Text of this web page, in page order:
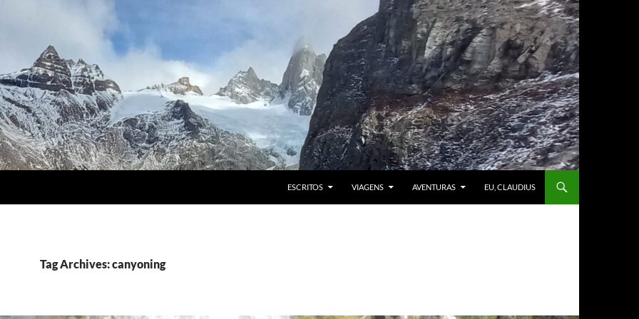
ESCRITOS VIAGENS AVENTURAS EU, CLAUDIUS
Tag Archives: canyoning